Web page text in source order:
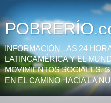
INFORMACIÓN LAS 24
LATINOAMÉRICA Y EL
MOVIMIENTOS SOCIALES,
EN EL CAMINO HACIA LA